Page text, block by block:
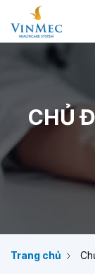
CHỦ
Trang chủ